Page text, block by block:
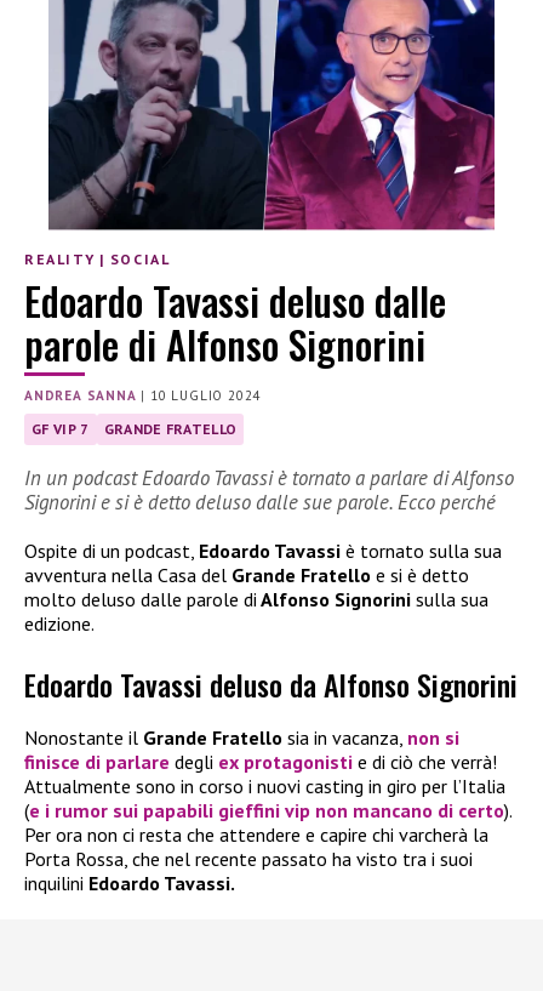
REALITY | SOCIAL
Edoardo Tavassi deluso dalle
parole di Alfonso Signorini
ANDREA SANNA | 10 LUGLIO 2024
GF VIP 7 GRANDE FRATELLO
In un podcast Edoardo Tavassi è tornato a parlare di Alfonso
Signorini e si è detto deluso dalle sue parole. Ecco perché
Ospite di un podcast, Edoardo Tavassi è tornato sulla sua
avventura nella Casa del Grande Fratello e si è detto
molto deluso dalle parole di Alfonso Signorini sulla sua
edizione.
Edoardo Tavassi deluso da Alfonso Signorini
Nonostante il Grande Fratello sia in vacanza, non si
finisce di parlare degli ex protagonisti e di ciò che verrà!
Attualmente sono in corso i nuovi casting in giro per l’Italia
(e i rumor sui papabili gieffini vip non mancano di certo).
Per ora non ci resta che attendere e capire chi varcherà la
Porta Rossa, che nel recente passato ha visto tra i suoi
inquilini Edoardo Tavassi.